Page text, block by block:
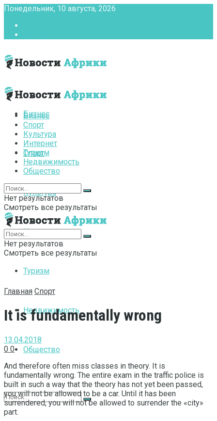
Понедельник, 10 августа, 2026
Бизнес
Спорт
Культура
Интернет
Туризм
Недвижимость
Общество
Бизнес
Спорт
Культура
Интернет
Туризм
Недвижимость
Общество
Нет результатов
Смотреть все результаты
Нет результатов
Смотреть все результаты
Главная Спорт
It is fundamentally wrong
13.04.2018
0 0
And therefore often miss classes in theory. It is
fundamentally wrong. The entire exam in the traffic police is
built in such a way that the theory has not yet been passed,
you will not be allowed to be a car. Until it has been
surrendered, you will not be allowed to surrender the «city»
part.